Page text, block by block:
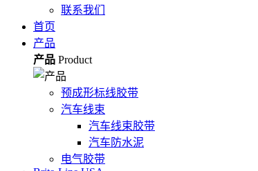
联系我们
首页
产品
产品 Product
预成形标线胶带
汽车线束
汽车线束胶带
汽车防水泥
电气胶带